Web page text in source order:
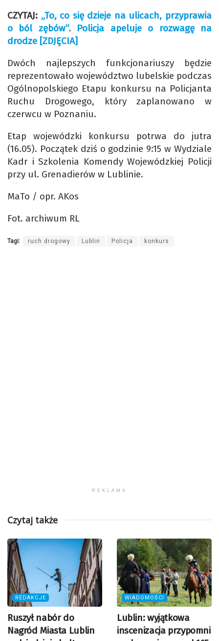
CZYTAJ: „To, co się dzieje na ulicach, przyprawia
o ból zębów”. Policja apeluje o rozwagę na
drodze [ZDJĘCIA]
Dwóch najlepszych funkcjonariuszy będzie
reprezentowało województwo lubelskie podczas
Ogólnopolskiego Etapu konkursu na Policjanta
Ruchu Drogowego, który zaplanowano w
czerwcu w Poznaniu.
Etap wojewódzki konkursu potrwa do jutra
(16.05). Początek dziś o godzinie 9:15 w Wydziale
Kadr i Szkolenia Komendy Wojewódzkiej Policji
przy ul. Grenadierów w Lublinie.
MaTo / opr. AKos
Fot. archiwum RL
Tagi: ruch drogowy Lublin Policja konkurs
REKLAMA
Czytaj także
REDAKCJE
Ruszył nabór do
Nagród Miasta Lublin
WIADOMOŚCI
Lublin: wyjątkowa
inscenizacja przypomni